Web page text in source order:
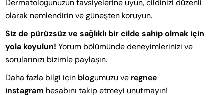
Dermatoloğunuzun tavsiyelerine uyun, cildinizi düzenli
olarak nemlendirin ve güneşten koruyun.
Siz de pürüzsüz ve sağlıklı bir cilde sahip olmak için
yola koyulun! Yorum bölümünde deneyimlerinizi ve
sorularınızı bizimle paylaşın.
Daha fazla bilgi için blogumuzu ve regnee
instagram hesabını takip etmeyi unutmayın!